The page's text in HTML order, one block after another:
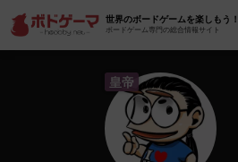
世界のボードゲームを楽しもう！
ボードゲーム専門の総合情報サイト
皇帝